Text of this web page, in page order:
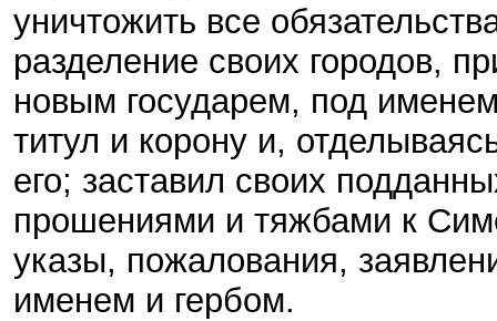
уничтожить все
разделение своих городов,
новым государем, под
титул и корону и,
его; заставил своих
прошениями и тяжбами к
указы, пожалования,
именем и гербом.